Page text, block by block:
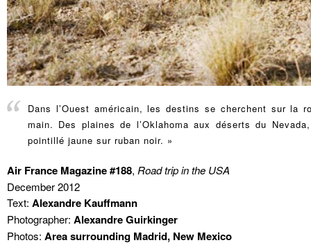
Dans l’Ouest américain, les destins se cherchent sur la
main. Des plaines de l’Oklahoma aux déserts du
pointillé jaune sur ruban noir. »
Air France Magazine #188, Road trip in the USA
December 2012
Text: Alexandre Kauffmann
Photographer: Alexandre Guirkinger
Photos: Area surrounding Madrid, New Mexico